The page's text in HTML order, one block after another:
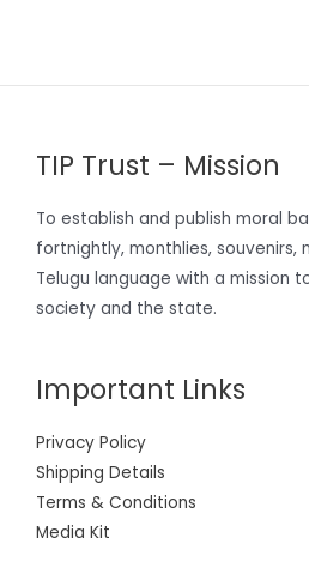
TIP Trust – Mission
To establish and publish moral
fortnightly, monthlies, souvenirs,
Telugu language with a mission
society and the state.
Important Links
Privacy Policy
Shipping Details
Terms & Conditions
Media Kit